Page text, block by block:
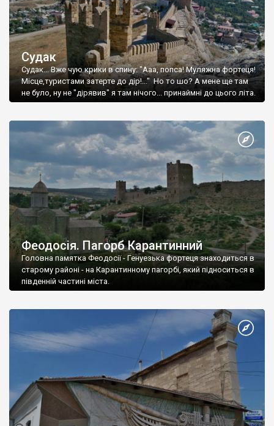
Судак
Судак... Вже чую крики в спину: "Ааа, попса! Муляжна фортеця!
Місце,туристами затерте до дір!..." Но то шо? А мене ще там
не було, ну не "дірявив" я там нічого... принаймні до цього літа.
Феодосія. Пагорб Карантинний
Головна памятка Феодосії - Генуезька фортеця знаходиться в
старому районі - на Карантинному пагорбі, який підноситься в
південній частині міста.